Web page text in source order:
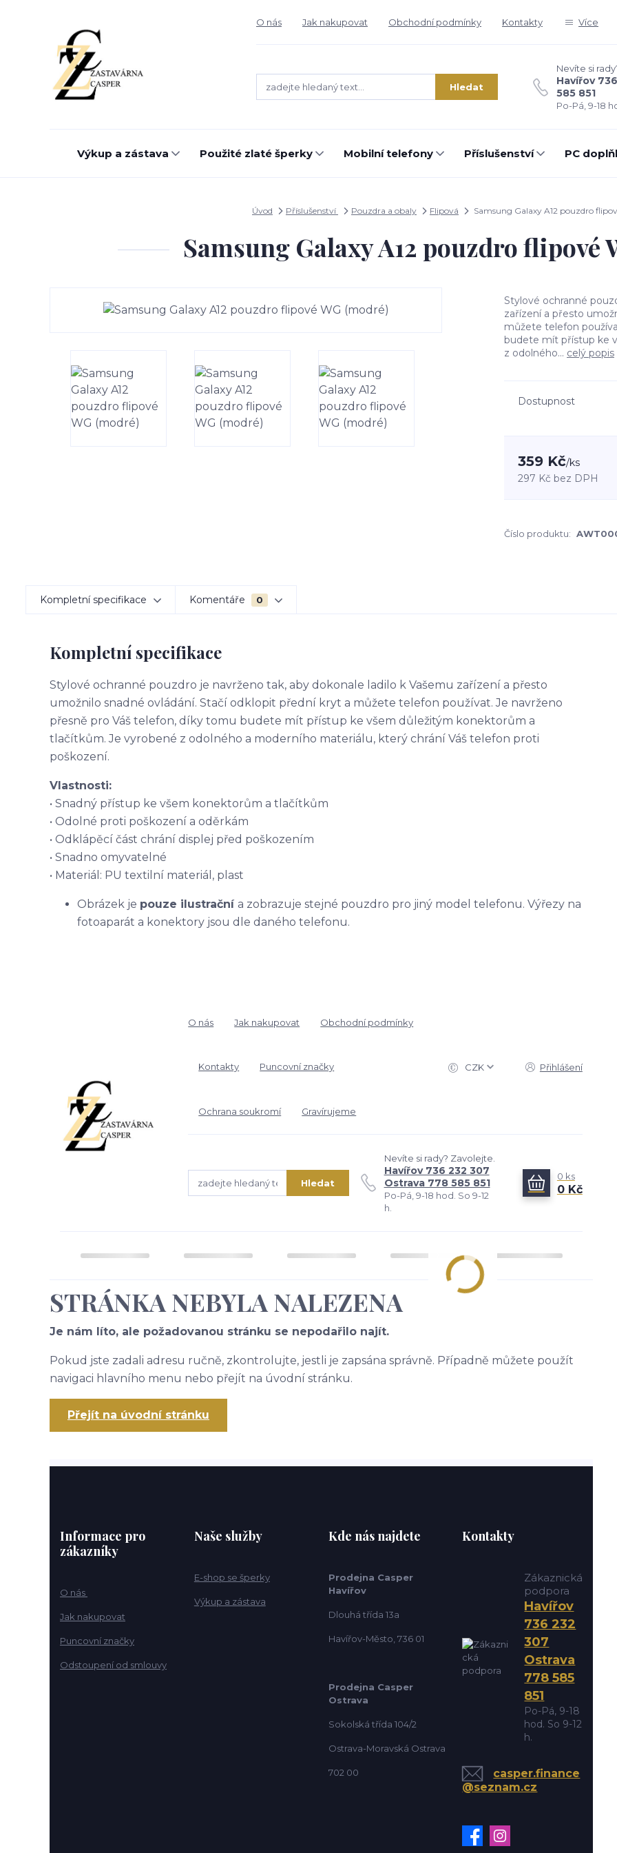
O nás Jak nakupovat Obchodní podmínky Kontakty Více
Hledat
Nevíte si
Havířov
585 851
Po-Pá, 9-18
Výkup a zástava Použité zlaté šperky Mobilní telefony Příslušenství PC
Úvod Příslušenství Pouzdra a obaly Flipová Samsung Galaxy A12 pouzdro
Samsung Galaxy A12 pouzdro flipové
Stylové ochranné
zařízení a přesto
můžete telefon
budete mít přístup ke
z odolného... celý popis
Dostupnost
359 Kč/ks
297 Kč bez DPH
Číslo produktu:
Kompletní specifikace Komentáře 0
Kompletní specifikace
Stylové ochranné pouzdro je navrženo tak, aby dokonale ladilo k Vašemu zařízení a přesto
umožnilo snadné ovládání. Stačí odklopit přední kryt a můžete telefon používat. Je navrženo
přesně pro Váš telefon, díky tomu budete mít přístup ke všem důležitým konektorům a
tlačítkům. Je vyrobené z odolného a moderního materiálu, který chrání Váš telefon proti
poškození.
Vlastnosti:
• Snadný přístup ke všem konektorům a tlačítkům
• Odolné proti poškození a oděrkám
• Odklápěcí část chrání displej před poškozením
• Snadno omyvatelné
• Materiál: PU textilní materiál, plast
Obrázek je pouze ilustrační a zobrazuje stejné pouzdro pro jiný model telefonu. Výřezy na
fotoaparát a konektory jsou dle daného telefonu.
O nás Jak nakupovat Obchodní podmínky
Kontakty Puncovní značky
Ochrana soukromí Gravírujeme
CZK Přihlášení
Hledat
Nevíte si rady? Zavolejte.
Havířov 736 232 307
Ostrava 778 585 851
Po-Pá, 9-18 hod. So 9-12
h.
0 ks
0 Kč
STRÁNKA NEBYLA NALEZENA
Je nám líto, ale požadovanou stránku se nepodařilo najít.
Pokud jste zadali adresu ručně, zkontrolujte, jestli je zapsána správně. Případně můžete použít
navigaci hlavního menu nebo přejít na úvodní stránku.
Přejít na úvodní stránku
Informace pro
zákazníky
O nás
Jak nakupovat
Puncovní značky
Odstoupení od smlouvy
Naše služby
E-shop se šperky
Výkup a zástava
Kde nás najdete
Prodejna Casper
Havířov
Dlouhá třída 13a
Havířov-Město, 736 01
Prodejna Casper
Ostrava
Sokolská třída 104/2
Ostrava-Moravská Ostrava
702 00
Kontakty
Zákaznická
podpora
Havířov
736 232
307
Ostrava
778 585
851
Po-Pá, 9-18
hod. So 9-12
h.
casper.finance
@seznam.cz